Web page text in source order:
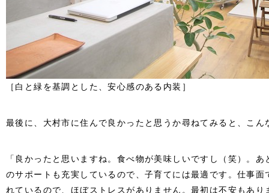
［白と緑を基調とした、安心感のある内装］
最後に、大村市に住んで良かったと思うか尋ねてみると、こん
「良かったと思いますね。食べ物が美味しいですし（笑）。
のサポートも充実しているので、子育てには最適です。仕事
れているので、ほぼストレスがありません。最初は不安もあ